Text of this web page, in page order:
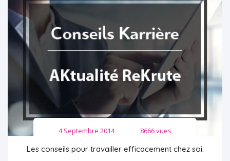
4 Septembre 2014 8666 vues
Les conseils pour travailler efficacement chez soi.